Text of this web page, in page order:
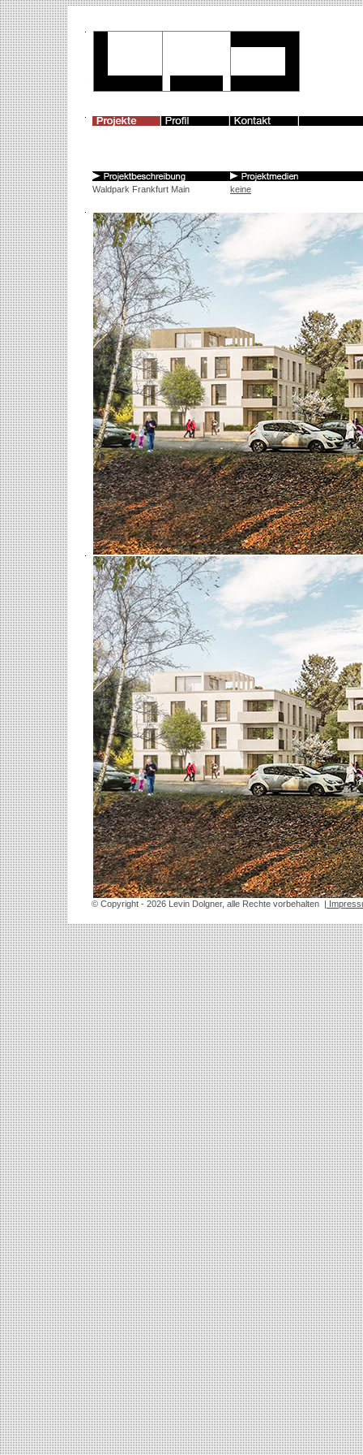
Waldpark Frankfurt Main keine
© Copyright - 2026 Levin Dolgner, alle Rechte vorbehalten |